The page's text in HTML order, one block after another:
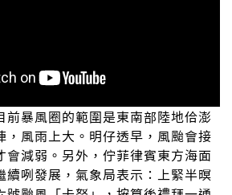
前暴風圈的範圍是東南部陸地佮澎
，風雨上大。明仔透早，風颱會接
會減弱。另外，佇菲律賓東方海面
續咧發展，氣象局表示：上緊半暝